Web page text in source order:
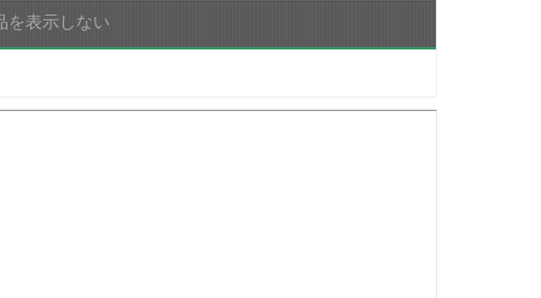
を表示しない